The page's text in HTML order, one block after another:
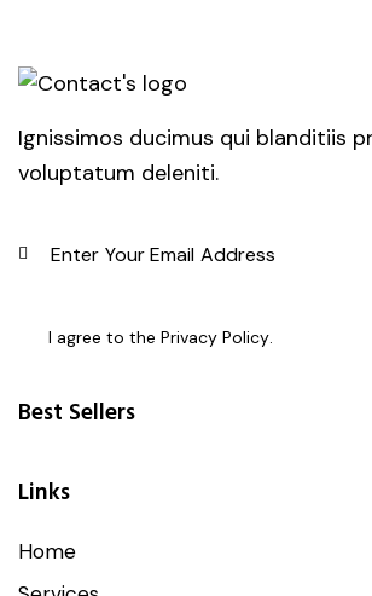
Ignissimos ducimus qui blanditiis
voluptatum deleniti.
I agree to the Privacy Policy.
Best Sellers
Links
Home